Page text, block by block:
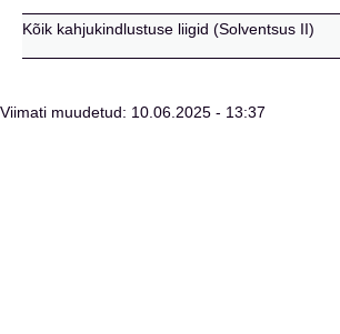
Kõik kahjukindlustuse liigid (Solventsus II)
Viimati muudetud: 10.06.2025 - 13:37